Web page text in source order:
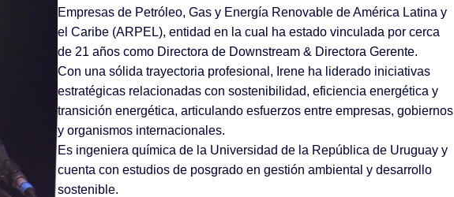
Empresas de Petróleo, Gas y Energía Renovable de América Latina y
el Caribe (ARPEL), entidad en la cual ha estado vinculada por cerca
de 21 años como Directora de Downstream & Directora Gerente.
Con una sólida trayectoria profesional, Irene ha liderado iniciativas
estratégicas relacionadas con sostenibilidad, eficiencia energética y
transición energética, articulando esfuerzos entre empresas, gobiernos
y organismos internacionales.
Es ingeniera química de la Universidad de la República de Uruguay y
cuenta con estudios de posgrado en gestión ambiental y desarrollo
sostenible.